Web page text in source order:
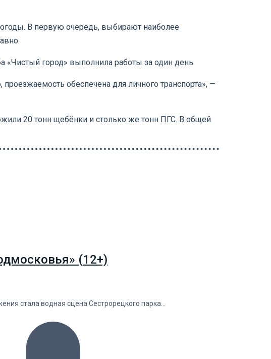
В первую очередь, выбирают наиболее
«Чистый город» выполнила работы за один день.
обеспечена для личного транспорта», —
20 тонн щебёнки и столько же тонн ПГС. В общей
(12+)
стала водная сцена Сестрорецкого парка…